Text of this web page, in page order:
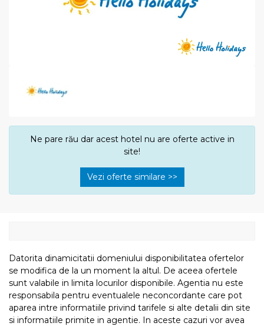
Ne pare rău dar acest hotel nu are oferte active in
site!
Vezi oferte similare >>
Datorita dinamicitatii domeniului disponibilitatea ofertelor
se modifica de la un moment la altul. De aceea ofertele
sunt valabile in limita locurilor disponibile. Agentia nu este
responsabila pentru eventualele neconcordante care pot
aparea intre informatiile privind tarifele si alte detalii din site
si informatiile primite in agentie. In aceste cazuri vor avea